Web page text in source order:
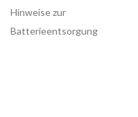
Hinweise zur
Batterieentsorgung